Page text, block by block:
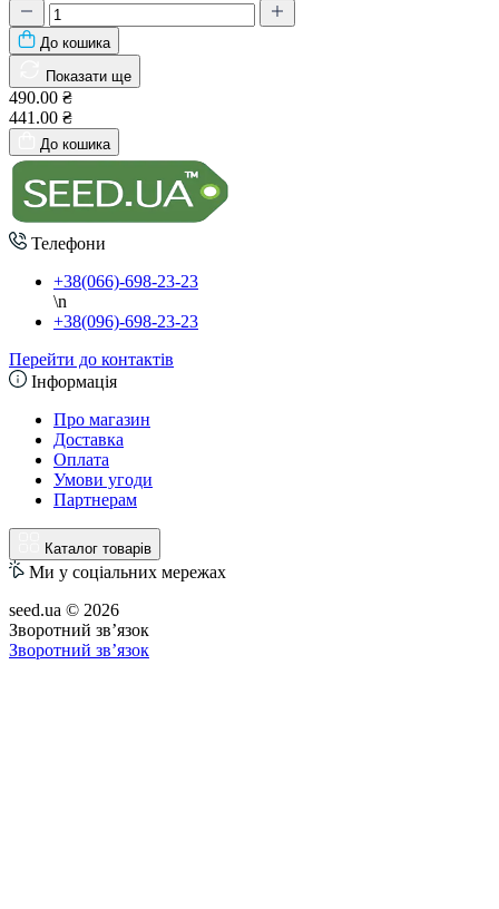
До кошика
Показати ще
490.00 ₴
441.00 ₴
До кошика
Телефони
+38(066)-698-23-23
\n
+38(096)-698-23-23
Перейти до контактів
Інформація
Про магазин
Доставка
Оплата
Умови угоди
Партнерам
Каталог товарів
Ми у соціальних мережах
seed.ua © 2026
Зворотний зв’язок
Зворотний зв’язок